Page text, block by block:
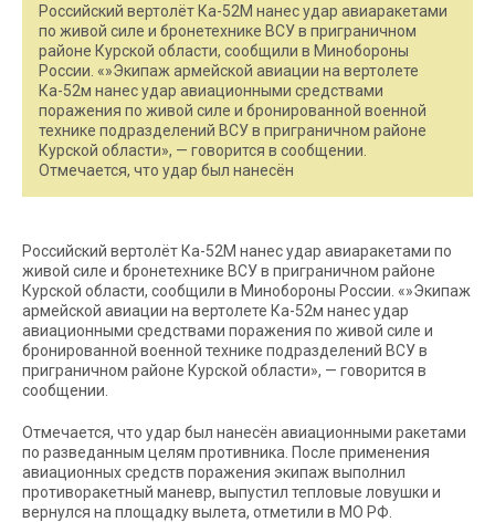
Российский вертолёт Ка-52М нанес удар авиаракетами
по живой силе и бронетехнике ВСУ в приграничном
районе Курской области, сообщили в Минобороны
России. «»Экипаж армейской авиации на вертолете
Ка-52м нанес удар авиационными средствами
поражения по живой силе и бронированной военной
технике подразделений ВСУ в приграничном районе
Курской области», — говорится в сообщении.
Отмечается, что удар был нанесён
Российский вертолёт Ка-52М нанес удар авиаракетами по
живой силе и бронетехнике ВСУ в приграничном районе
Курской области, сообщили в Минобороны России. «»Экипаж
армейской авиации на вертолете Ка-52м нанес удар
авиационными средствами поражения по живой силе и
бронированной военной технике подразделений ВСУ в
приграничном районе Курской области», — говорится в
сообщении.
Отмечается, что удар был нанесён авиационными ракетами
по разведанным целям противника. После применения
авиационных средств поражения экипаж выполнил
противоракетный маневр, выпустил тепловые ловушки и
вернулся на площадку вылета, отметили в МО РФ.